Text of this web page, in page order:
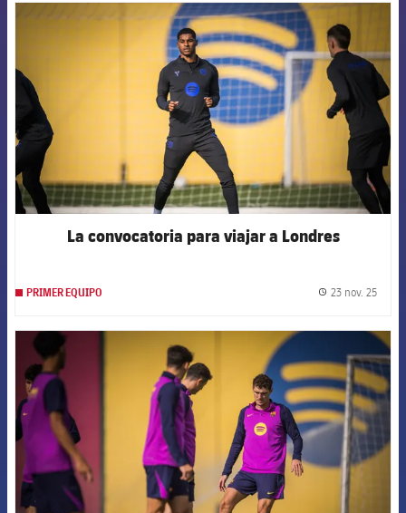
FCB Barcelona badge
La convocatoria para viajar a Londres
PRIMER EQUIPO 23 nov. 25
FCB Barcelona badge